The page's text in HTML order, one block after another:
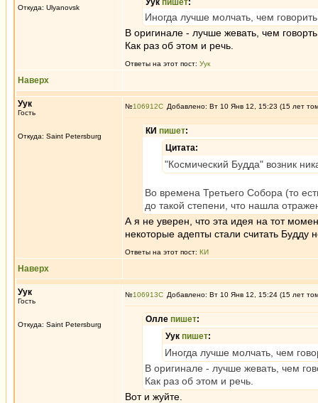
Откуда: Ulyanovsk
Уук пишет:
Иногда лучше молчать, чем
В оригинале - лучше жевать, чем
Как раз об этом и речь.
Ответы на этот пост: Уук
Наверх
Уук
Гость
Откуда: Saint Petersburg
№106912 Добавлено: Вт 10 Янв 12, 15:23 (15 лет
КИ пишет:
Цитата:
"Космический Будда" возник
Во времена Третьего Собора (то
до такой степени, что нашла
А я не уверен, что эта идея на тот
некоторые адепты стали считать
Ответы на этот пост: КИ
Наверх
Уук
Гость
Откуда: Saint Petersburg
№106913 Добавлено: Вт 10 Янв 12, 15:24 (15 лет
Олле пишет:
Уук пишет:
Иногда лучше молчать, чем
В оригинале - лучше жевать, чем
Как раз об этом и речь.
Вот и жуйте.